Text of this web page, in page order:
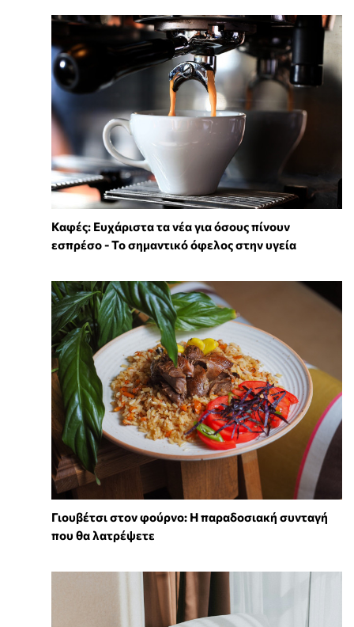
Καφές: Ευχάριστα τα νέα για όσους πίνουν
εσπρέσο - Το σημαντικό όφελος στην υγεία
Γιουβέτσι στον φούρνο: Η παραδοσιακή συνταγή
που θα λατρέψετε